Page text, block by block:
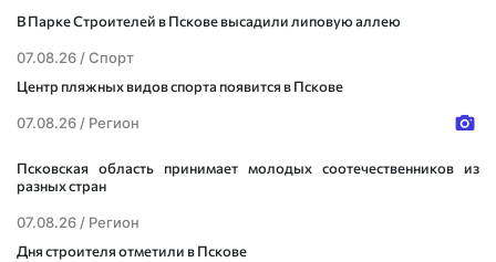
В Парке Строителей в Пскове высадили липовую аллею
07.08.26 /Спорт
Центр пляжных видов спорта появится в Пскове
07.08.26 / Регион
Псковская область принимает молодых соотечественников из
разных стран
07.08.26 / Регион
Дня строителя отметили в Пскове